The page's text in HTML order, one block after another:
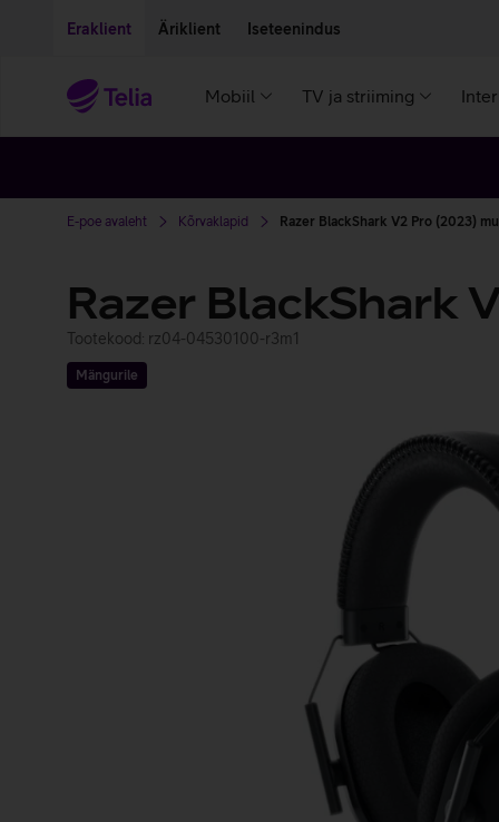
Eraklient Äriklient Iseteenindus
Mobiil TV ja striiming
E-poe avaleht Kõrvaklapid Razer BlackShark V2 Pro (2023)
Razer BlackShark
Tootekood: rz04-04530100-r3m1
Mängurile